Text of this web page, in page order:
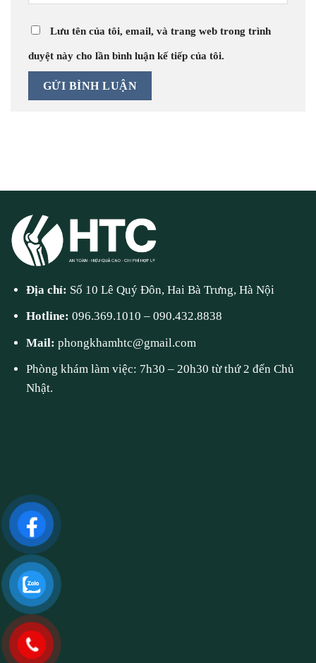
Lưu tên của tôi, email, và trang web trong trình
duyệt này cho lần bình luận kế tiếp của tôi.
Địa chỉ: Số 10 Lê Quý Đôn, Hai Bà Trưng, Hà Nội
Hotline:096.369.1010 –090.432.8838
Mail:phongkhamhtc@gmail.com
Phòng khám làm việc: 7h30 – 20h30 từ thứ 2 đến Chủ
Nhật.